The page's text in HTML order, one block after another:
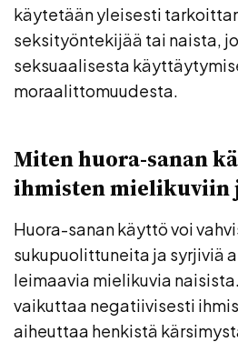
käytetään yleisesti
seksityöntekijää tai naista,
seksuaalisesta
moraalittomuudesta.
Miten huora-sanan
ihmisten mielikuviin
Huora-sanan käyttö voi
sukupuolittuneita ja syrjiviä
leimaavia mielikuvia
vaikuttaa negatiivisesti
aiheuttaa henkistä